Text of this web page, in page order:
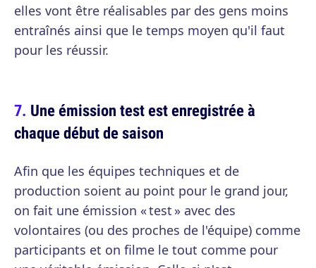
elles vont être réalisables par des gens moins
entraînés ainsi que le temps moyen qu'il faut
pour les réussir.
Une émission test est enregistrée à
chaque début de saison
Afin que les équipes techniques et de
production soient au point pour le grand jour,
on fait une émission « test » avec des
volontaires (ou des proches de l'équipe) comme
participants et on filme le tout comme pour